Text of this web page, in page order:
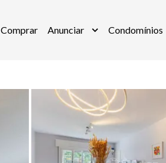
Comprar Anunciar Condomínios